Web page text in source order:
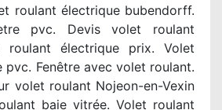
roulant électrique bubendorff.
pvc. Devis volet roulant
roulant électrique prix. Volet
pvc. Fenêtre avec volet roulant.
volet roulant Nojeon-en-Vexin
baie vitrée. Volet roulant